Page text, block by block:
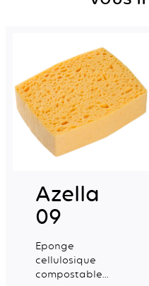
Azella
09
Eponge
cellulosique
compostable